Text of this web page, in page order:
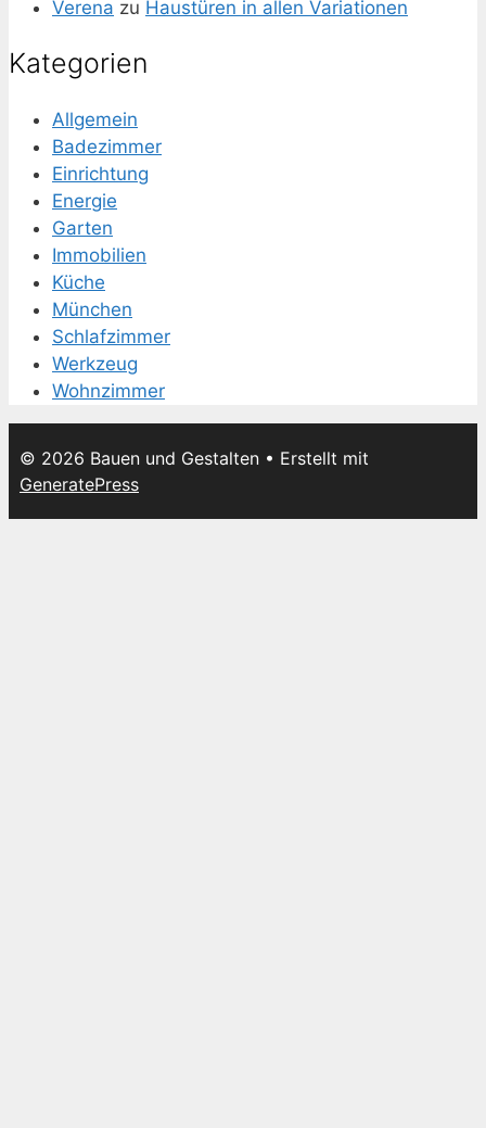
Verena zu Haustüren in allen Variationen
Kategorien
Allgemein
Badezimmer
Einrichtung
Energie
Garten
Immobilien
Küche
München
Schlafzimmer
Werkzeug
Wohnzimmer
© 2026 Bauen und Gestalten • Erstellt mit
GeneratePress